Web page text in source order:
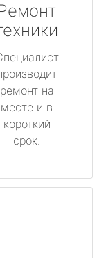
ремонт на
месте и в
короткий
срок.